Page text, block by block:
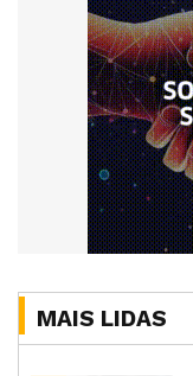
MAIS LIDAS